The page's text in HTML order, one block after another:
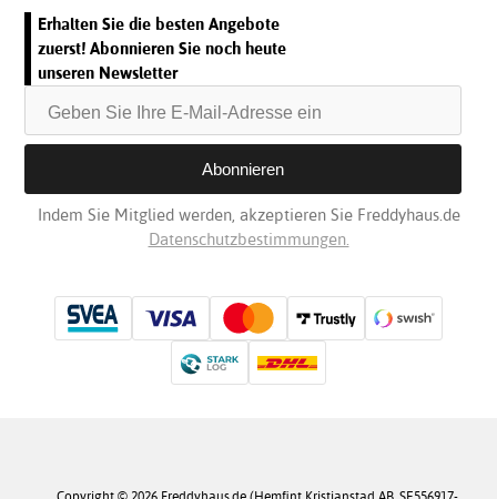
Erhalten Sie die besten Angebote
zuerst! Abonnieren Sie noch heute
unseren Newsletter
Indem Sie Mitglied werden, akzeptieren Sie Freddyhaus.de
Datenschutzbestimmungen.